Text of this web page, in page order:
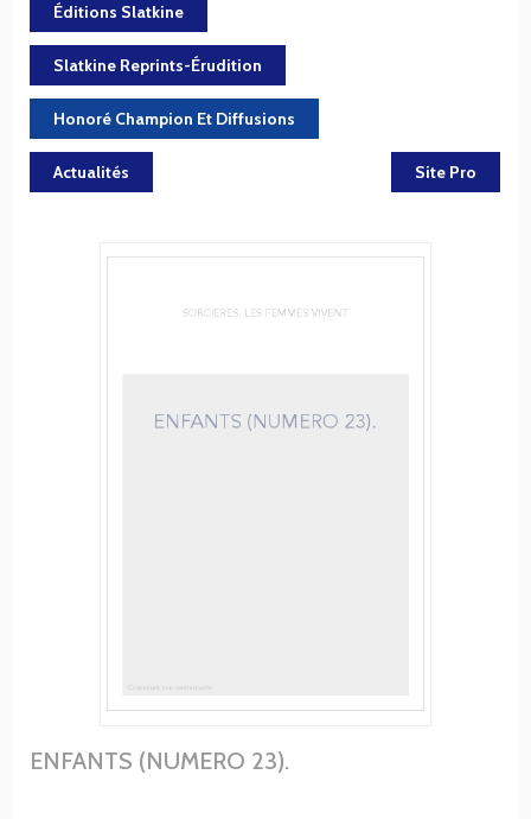
Éditions Slatkine
Slatkine Reprints-Érudition
Honoré Champion Et Diffusions
Actualités Site Pro
ENFANTS (NUMERO 23).